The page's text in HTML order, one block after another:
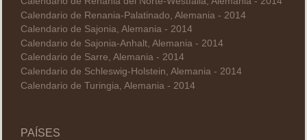
Calendario de Renania-Palatinado, Alemania - 2014
Calendario de Sajonia, Alemania - 2014
Calendario de Sajonia-Anhalt, Alemania - 2014
Calendario de Sarre, Alemania - 2014
Calendario de Schleswig-Holstein, Alemania - 2014
Calendario de Turingia, Alemania - 2014
PAÍSES